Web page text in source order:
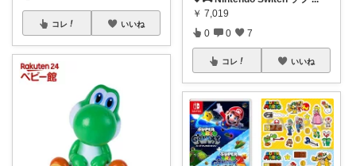
コレ いいね
￥ 7,019
0 0 7
コレ いいね